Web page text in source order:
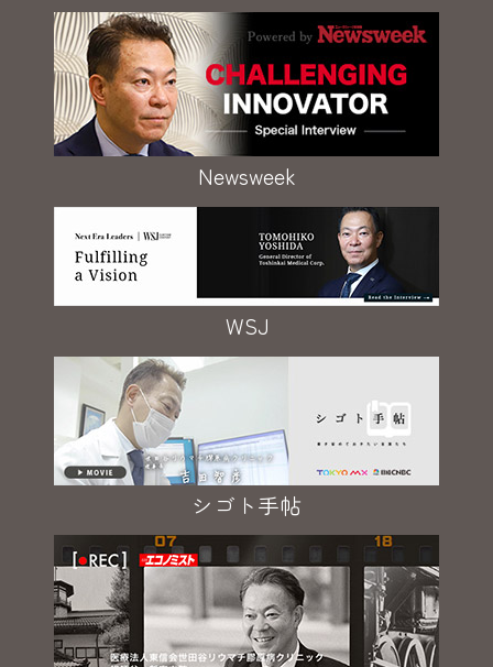
Newsweek
WSJ
シゴト手帖